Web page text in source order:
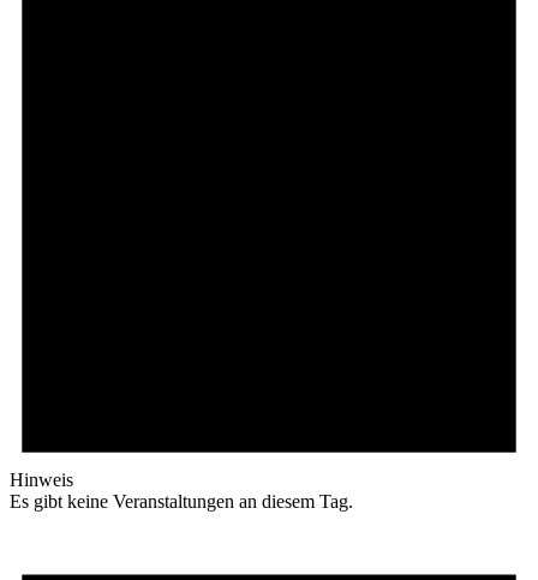
Hinweis
Es gibt keine Veranstaltungen an diesem Tag.